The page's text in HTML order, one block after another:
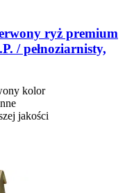
ryż premium
/ pełnoziarnisty,
kolor
jakości